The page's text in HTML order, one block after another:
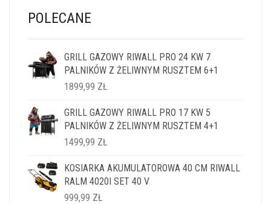
POLECANE
GRILL GAZOWY RIWALL PRO 24 KW 7
PALNIKÓW Z ŻELIWNYM RUSZTEM 6+1
1899,99 ZŁ
GRILL GAZOWY RIWALL PRO 17 KW 5
PALNIKÓW Z ŻELIWNYM RUSZTEM 4+1
1499,99 ZŁ
KOSIARKA AKUMULATOROWA 40 CM RIWALL
RALM 4020I SET 40 V
999,99 ZŁ